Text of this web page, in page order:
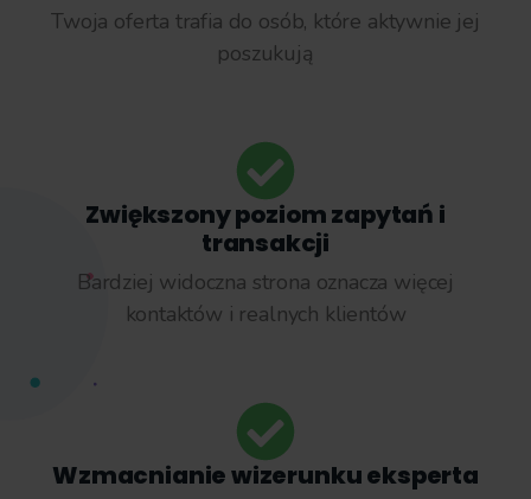
Twoja oferta trafia do osób, które aktywnie jej
poszukują
Zwiększony poziom zapytań i
transakcji
Bardziej widoczna strona oznacza więcej
kontaktów i realnych klientów
Wzmacnianie wizerunku eksperta